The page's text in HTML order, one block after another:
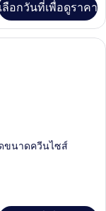
ลือกวันที่เพื่อดูราคา
2 ห้องนอน, ริมทะเลสาบ
ดขนาดควีนไซส์